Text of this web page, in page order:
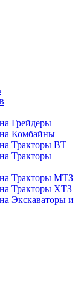
Грейдеры
Комбайны
Тракторы ВТ
Тракторы
Тракторы МТЗ
Тракторы ХТЗ
Экскаваторы и